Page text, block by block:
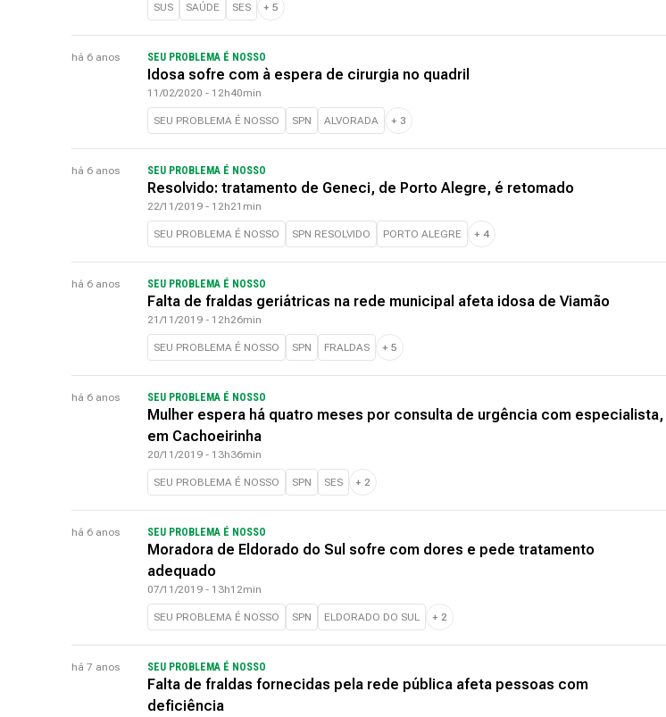
SUS SAÚDE SES + 5
há 6 anos SEU PROBLEMA É NOSSO
Idosa sofre com à espera de cirurgia no quadril
11/02/2020 - 12h40min
SEU PROBLEMA É NOSSO SPN ALVORADA + 3
há 6 anos SEU PROBLEMA É NOSSO
Resolvido: tratamento de Geneci, de Porto Alegre, é retomado
22/11/2019 - 12h21min
SEU PROBLEMA É NOSSO SPN RESOLVIDO PORTO ALEGRE + 4
há 6 anos SEU PROBLEMA É NOSSO
Falta de fraldas geriátricas na rede municipal afeta idosa de Viamão
21/11/2019 - 12h26min
SEU PROBLEMA É NOSSO SPN FRALDAS + 5
há 6 anos SEU PROBLEMA É NOSSO
Mulher espera há quatro meses por consulta de urgência com especialista,
em Cachoeirinha
20/11/2019 - 13h36min
SEU PROBLEMA É NOSSO SPN SES + 2
há 6 anos SEU PROBLEMA É NOSSO
Moradora de Eldorado do Sul sofre com dores e pede tratamento
adequado
07/11/2019 - 13h12min
SEU PROBLEMA É NOSSO SPN ELDORADO DO SUL + 2
há 7 anos SEU PROBLEMA É NOSSO
Falta de fraldas fornecidas pela rede pública afeta pessoas com
deficiência